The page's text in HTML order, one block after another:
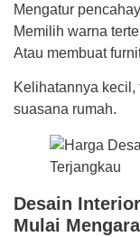
Mengatur
Memilih warna
Atau membuat
Kelihatannya
suasana rumah.
Desain
Mulai